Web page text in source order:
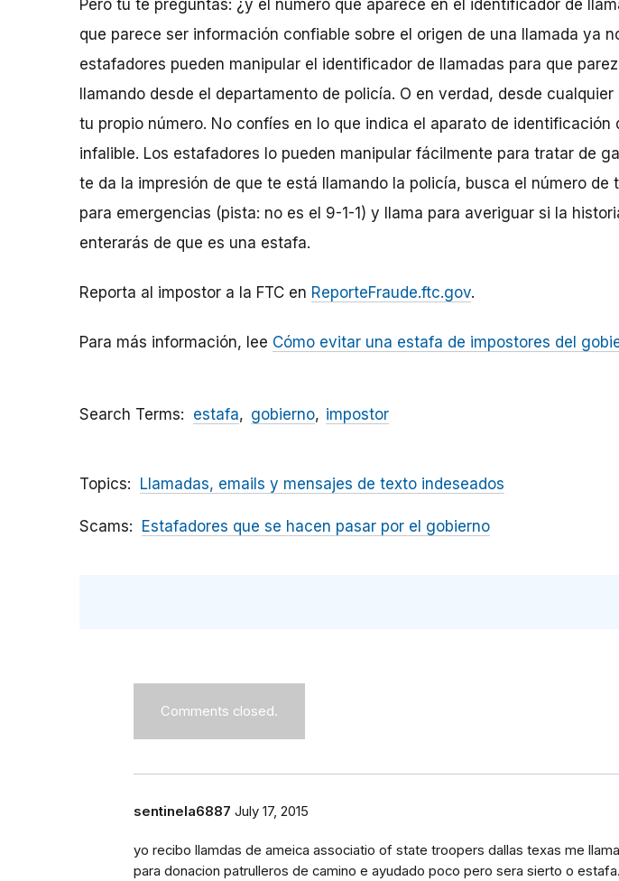
Pero tú te preguntas: ¿y el número que aparece en el identificador de
que parece ser información confiable sobre el origen de una llamada ya
estafadores pueden manipular el identificador de llamadas para que
llamando desde el departamento de policía. O en verdad, desde
tu propio número. No confíes en lo que indica el aparato de identificación
infalible. Los estafadores lo pueden manipular fácilmente para tratar de
te da la impresión de que te está llamando la policía, busca el número de
para emergencias (pista: no es el 9-1-1) y llama para averiguar si la
enterarás de que es una estafa.
Reporta al impostor a la FTC en ReporteFraude.ftc.gov.
Para más información, lee Cómo evitar una estafa de impostores del
Search Terms estafa gobierno impostor
Topics Llamadas, emails y mensajes de texto indeseados
Scams Estafadores que se hacen pasar por el gobierno
Comments closed.
sentinela6887 July 17, 2015
yo recibo llamdas de ameica associatio of state troopers dallas texas me
para donacion patrulleros de camino e ayudado poco pero sera sierto o